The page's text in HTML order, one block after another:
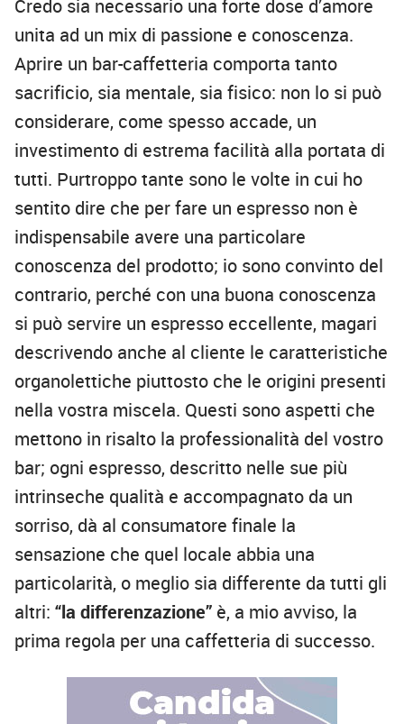
Credo sia necessario una forte dose d’amore
unita ad un mix di passione e conoscenza.
Aprire un bar-caffetteria comporta tanto
sacrificio, sia mentale, sia fisico: non lo si può
considerare, come spesso accade, un
investimento di estrema facilità alla portata di
tutti. Purtroppo tante sono le volte in cui ho
sentito dire che per fare un espresso non è
indispensabile avere una particolare
conoscenza del prodotto; io sono convinto del
contrario, perché con una buona conoscenza
si può servire un espresso eccellente, magari
descrivendo anche al cliente le caratteristiche
organolettiche piuttosto che le origini presenti
nella vostra miscela. Questi sono aspetti che
mettono in risalto la professionalità del vostro
bar; ogni espresso, descritto nelle sue più
intrinseche qualità e accompagnato da un
sorriso, dà al consumatore finale la
sensazione che quel locale abbia una
particolarità, o meglio sia differente da tutti gli
altri: “la differenzazione” è, a mio avviso, la
prima regola per una caffetteria di successo.